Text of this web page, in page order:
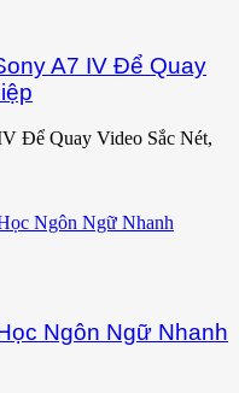
A7 IV Để Quay
Để Quay Video Sắc Nét,
Ngôn Ngữ Nhanh